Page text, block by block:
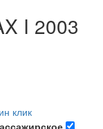
I 2003
клик